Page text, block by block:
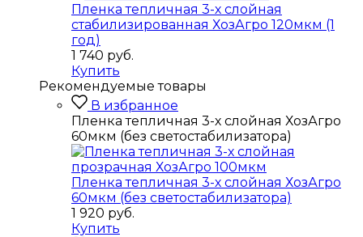
Пленка тепличная 3-х слойная
стабилизированная ХозАгро 120мкм (1
год)
1 740 руб.
Купить
Рекомендуемые товары
В избранное
Пленка тепличная 3-х слойная ХозАгро
60мкм (без светостабилизатора)
Пленка тепличная 3-х слойная ХозАгро
60мкм (без светостабилизатора)
1 920 руб.
Купить